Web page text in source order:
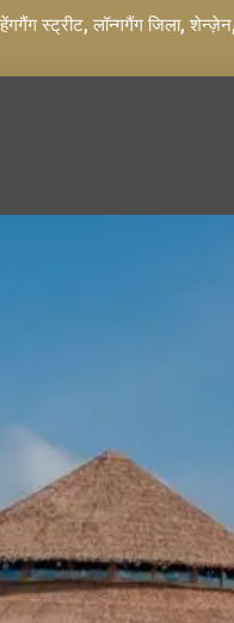
स्ट्रीट, लॉन्गगैंग जिला,